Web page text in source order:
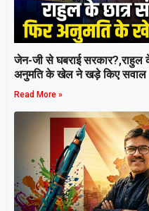
जेन-जी से घबराई सरकार?,राहुल
अनुमति के खेल ने खड़े किए सवाल
Read More »